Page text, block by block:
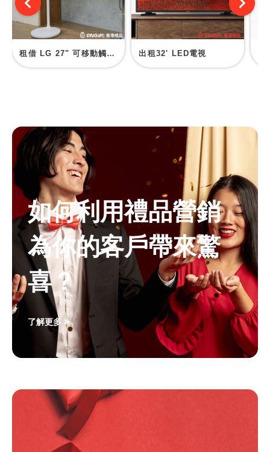
租借 LG 27" 可移動觸控螢幕 出租32' LED電視
如何利用禮品營銷
為你的客戶帶來驚
喜？
了解更多 >